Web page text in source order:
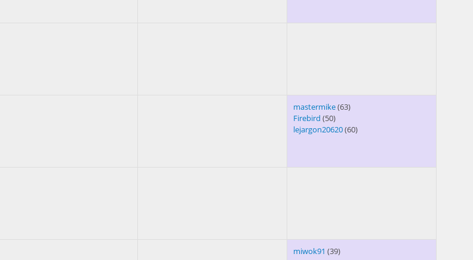
mastermike(63)
Firebird (50)
lejargon20620(60)
miwok91 (39)